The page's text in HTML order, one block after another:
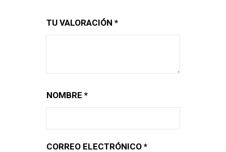
TU VALORACIÓN*
NOMBRE*
CORREO ELECTRÓNICO*